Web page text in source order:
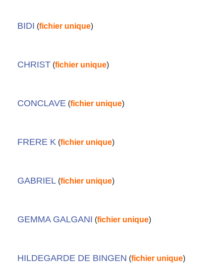
BIDI (fichier unique)
CHRIST (fichier unique)
CONCLAVE (fichier unique)
FRERE K (fichier unique)
GABRIEL (fichier unique)
GEMMA GALGANI (fichier unique)
HILDEGARDE DE BINGEN (fichier unique)